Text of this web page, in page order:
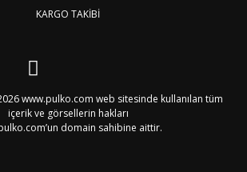
KARGO TAKİBİ
www.pulko.com web sitesinde kullanılan tüm
içerik ve görsellerin hakları
domain sahibine aittir.